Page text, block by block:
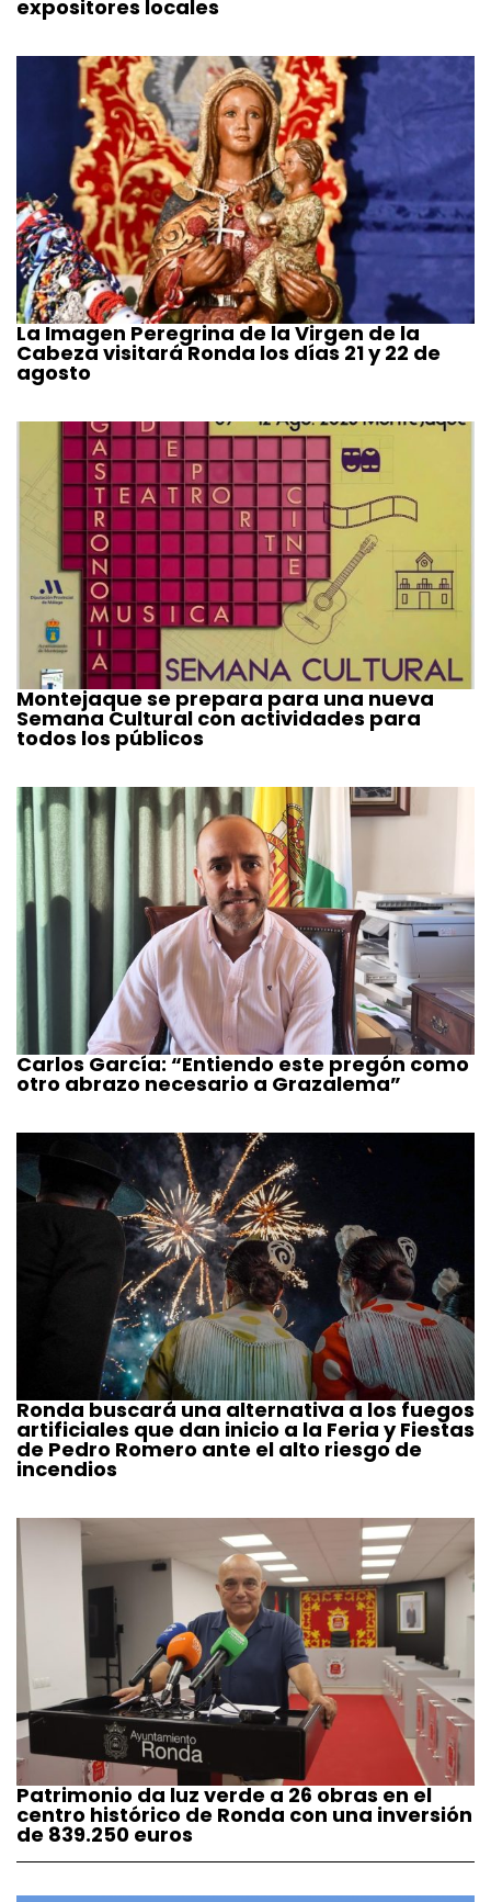
expositores locales
La Imagen Peregrina de la Virgen de la
Cabeza visitará Ronda los días 21 y 22 de
agosto
Montejaque se prepara para una nueva
Semana Cultural con actividades para
todos los públicos
Carlos García: “Entiendo este pregón como
otro abrazo necesario a Grazalema”
Ronda buscará una alternativa a los fuegos
artificiales que dan inicio a la Feria y Fiestas
de Pedro Romero ante el alto riesgo de
incendios
Patrimonio da luz verde a 26 obras en el
centro histórico de Ronda con una inversión
de 839.250 euros